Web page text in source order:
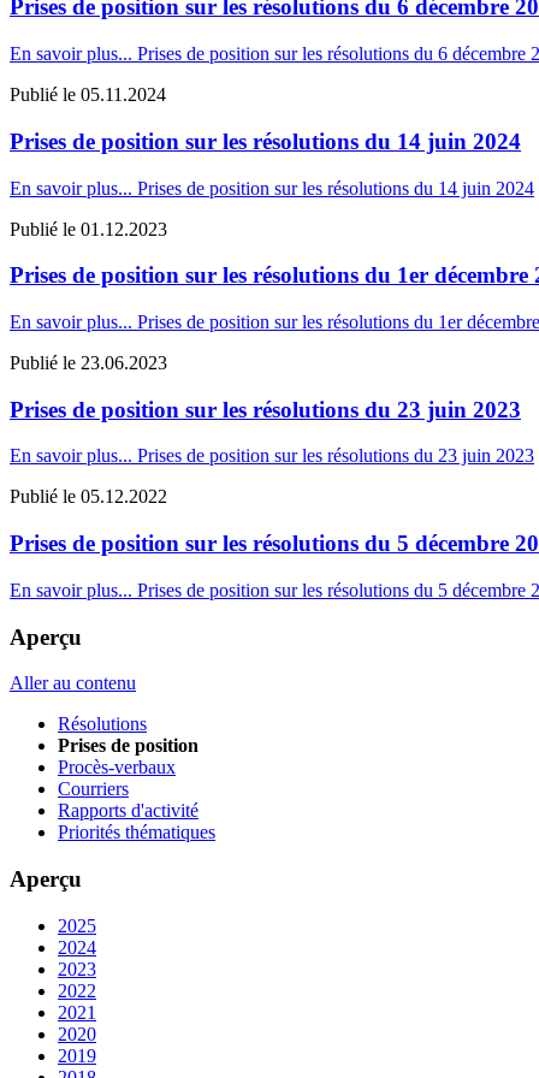
Prises de position sur les résolutions du 6 décembre
En savoir plus... Prises de position sur les résolutions du 6 décembre
Publié le 05.11.2024
Prises de position sur les résolutions du 14 juin 2024
En savoir plus... Prises de position sur les résolutions du 14 juin 2024
Publié le 01.12.2023
Prises de position sur les résolutions du 1er décembre
En savoir plus... Prises de position sur les résolutions du 1er
Publié le 23.06.2023
Prises de position sur les résolutions du 23 juin 2023
En savoir plus... Prises de position sur les résolutions du 23 juin 2023
Publié le 05.12.2022
Prises de position sur les résolutions du 5 décembre
En savoir plus... Prises de position sur les résolutions du 5 décembre
Aperçu
Aller au contenu
Résolutions
Prises de position
Procès-verbaux
Courriers
Rapports d'activité
Priorités thématiques
Aperçu
2025
2024
2023
2022
2021
2020
2019